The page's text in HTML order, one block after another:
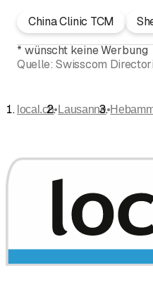
China Clinic TCM
* wünscht keine Werbung
Quelle: Swisscom
local.ch• Lausanne•